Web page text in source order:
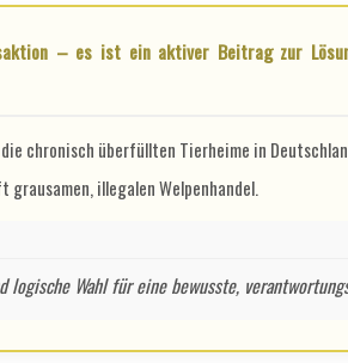
chronisch überfüllten Tierheime in
illegalen Welpenhandel.
Wahl für eine bewusste,